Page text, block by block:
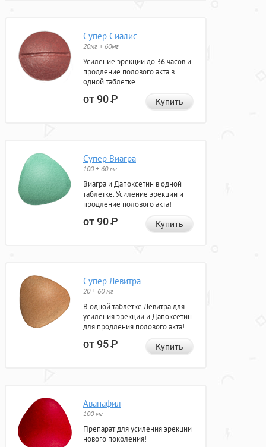
Супер Сиалис
20мг + 60мг
Усиление эрекции до 36 часов и
продление полового акта в
одной таблетке.
от 90Р Купить
Супер Виагра
100 + 60 мг
Виагра и Дапоксетин в одной
таблетке. Усиление эрекции и
продление полового акта!
от 90Р Купить
Супер Левитра
20 + 60 мг
В одной таблетке Левитра для
усиления эрекции и Дапоксетин
для продления полового акта!
от 95Р Купить
Аванафил
100 мг
Препарат для усиления эрекции
нового поколения!